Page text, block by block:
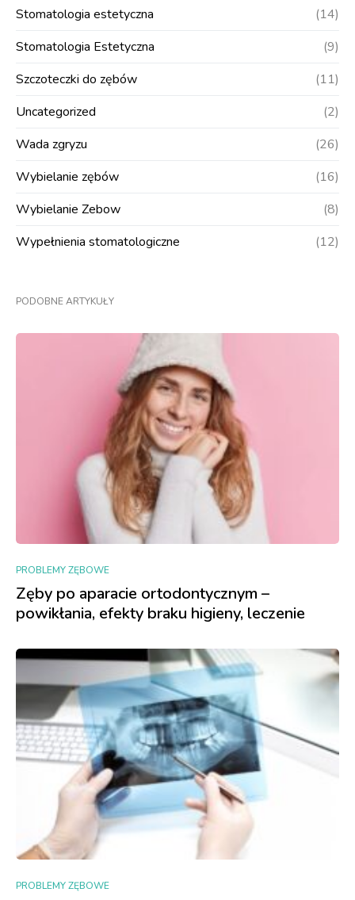
Stomatologia estetyczna
(14)
Stomatologia Estetyczna
(9)
Szczoteczki do zębów
(11)
Uncategorized
(2)
Wada zgryzu
(26)
Wybielanie zębów
(16)
Wybielanie Zebow
(8)
Wypełnienia stomatologiczne
(12)
PODOBNE ARTYKUŁY
PROBLEMY ZĘBOWE
Zęby po aparacie ortodontycznym –
powikłania, efekty braku higieny, leczenie
PROBLEMY ZĘBOWE